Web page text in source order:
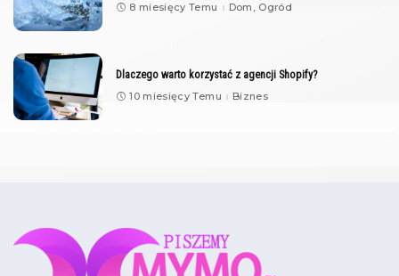
8 miesięcy Temu Dom, Ogród
Dlaczego warto korzystać z agencji Shopify?
10 miesięcy Temu Biznes